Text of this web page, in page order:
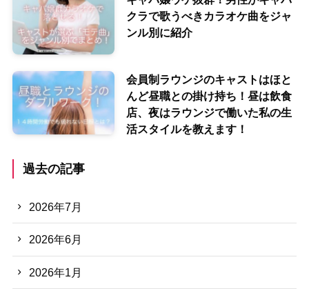
クラで歌うべきカラオケ曲をジャ
ンル別に紹介
会員制ラウンジのキャストはほと
んど昼職との掛け持ち！昼は飲食
店、夜はラウンジで働いた私の生
活スタイルを教えます！
過去の記事
2026年7月
2026年6月
2026年1月